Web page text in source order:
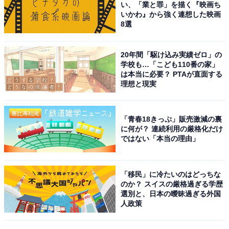
1位は「EXILE HIRO」さんでした。1990年にZOOのメ
ンバーとしてデビュー。その後は、EXILEを生み出し
ビュー。リーダーとしてグループを引っ張り続けます。
ZOO時代から日本のダンスシーンを代表する存在で、
EXILEを歌だけでなく、迫力あるパフォーマンスを見せ
るグループに成長させます。2013年にはパフォーマーを
勇退しましたが、現在でもEXILEを象徴する存在で高い
人気を誇り続けています。
回答者からは、「鍛えられた体とダイナミックなダンス
が印象的だから」（滋賀県・30代女性）、「HIROさん
のダンスは不思議と目で追ってしまうから」（三重県・
20代女性）、「素人がみてもわかるほど、ダンスの切れ
い、「業と罪」を描く『映画ち
いかわ』から強く連想した映画
8選
20年間「駆け込み実績ゼロ」の
学校も…「こども110番の家」
は本当に必要？ PTAが直面する
理想と現実
「青春18きっぷ」販売激減の裏
に何が？ 連続利用の厳格化だけ
ではない「本当の理由」
「移民」に冷たいのはどっちな
のか？ スイスの厳格過ぎる学歴
選別と、日本の曖昧過ぎる外国
人政策